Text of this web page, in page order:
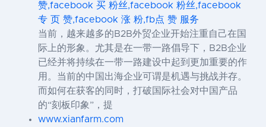
赞,facebook 买 粉丝,facebook 粉丝,facebook
专 页 赞,facebook 涨 粉,fb点 赞 服务
当前，越来越多的B2B外贸企业开始注重自己在国
际上的形象。尤其是在一带一路倡导下，B2B企业
已经并将持续在一带一路建设中起到更加重要的作
用。当前的中国出海企业可谓是机遇与挑战并存。
而如何在获客的同时，打破国际社会对中国产品
的“刻板印象”，提
www.xianfarm.com